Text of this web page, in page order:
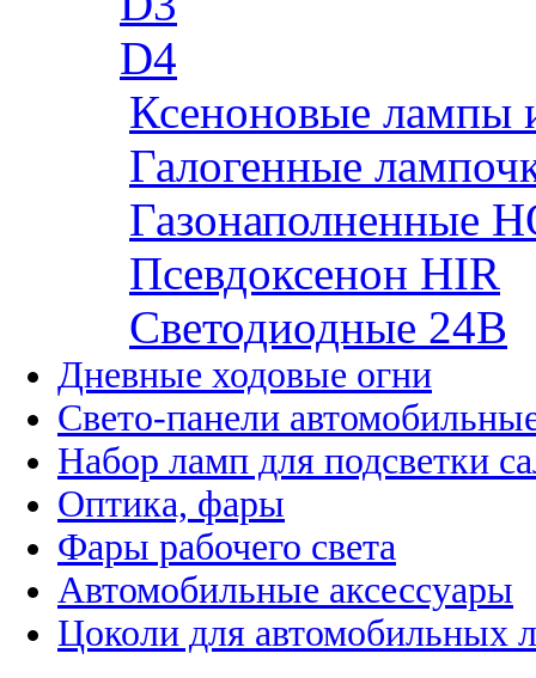
D4
Ксеноновые лампы
Галогенные
Газонаполненные
Псевдоксенон HIR
Cветодиодные 24B
Дневные ходовые огни
Свето-панели
Набор ламп для подсветки
Оптика, фары
Фары рабочего света
Автомобильные аксессуары
Цоколи для автомобильных